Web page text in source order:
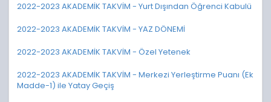
2022-2023 AKADEMİK TAKVİM - Yurt Dışından Öğrenci Kabulü
2022-2023 AKADEMİK TAKVİM - YAZ DÖNEMİ
2022-2023 AKADEMİK TAKVİM - Özel Yetenek
2022-2023 AKADEMİK TAKVİM - Merkezi Yerleştirme Puanı (Ek
Madde-1) ile Yatay Geçiş